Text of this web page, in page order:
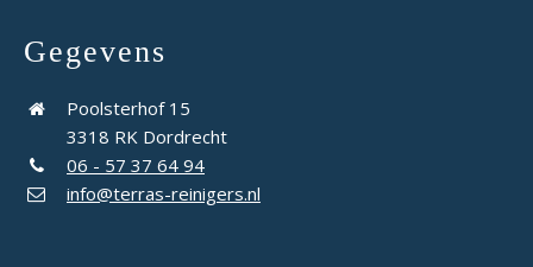
Gegevens
Poolsterhof 15
3318 RK Dordrecht
06 - 57 37 64 94
info@terras-reinigers.nl